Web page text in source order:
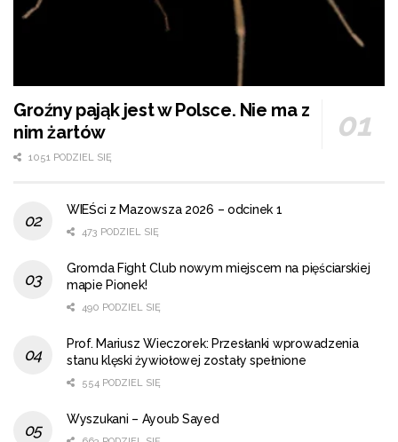
Groźny pająk jest w Polsce. Nie ma z
nim żartów
1051 PODZIEL SIĘ
WIEŚci z Mazowsza 2026 – odcinek 1
473 PODZIEL SIĘ
Gromda Fight Club nowym miejscem na pięściarskiej
mapie Pionek!
490 PODZIEL SIĘ
Prof. Mariusz Wieczorek: Przesłanki wprowadzenia
stanu klęski żywiołowej zostały spełnione
554 PODZIEL SIĘ
Wyszukani – Ayoub Sayed